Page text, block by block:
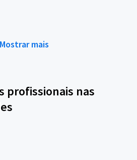
Mostrar mais
profissionais nas